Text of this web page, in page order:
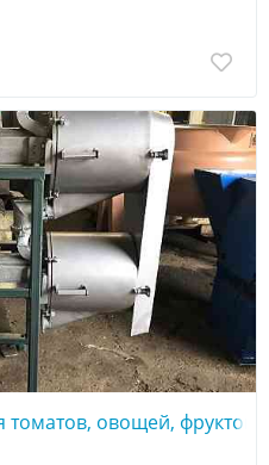
овощей, фруктов